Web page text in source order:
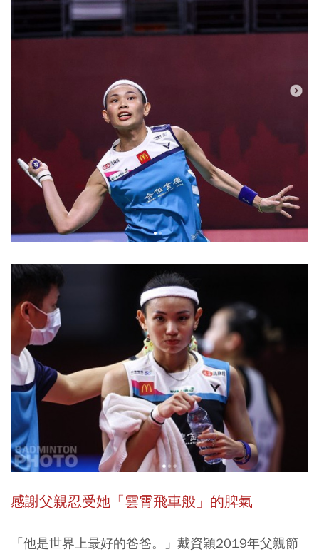
感謝父親忍受她「雲霄飛車般」的脾氣
「他是世界上最好的爸爸。」戴資穎2019年父親節